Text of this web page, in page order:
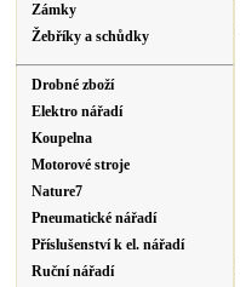
Zámky
Žebříky a schůdky
Drobné zboží
Elektro nářadí
Koupelna
Motorové stroje
Nature7
Pneumatické nářadí
Příslušenství k el. nářadí
Ruční nářadí